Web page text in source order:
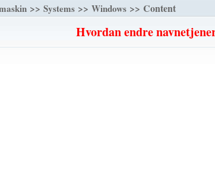
>> Systems >> Windows >> Content
Hvordan endre